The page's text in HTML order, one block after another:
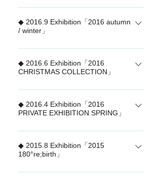
「Sweden collection」
◆ 2016.9 Exhibition「2016 autumn
/ winter」
2016 autumn / winter
◆ 2016.6 Exhibition「2016
CHRISTMAS COLLECTION」
CHRISTMAS COLLECTION
◆ 2016.4 Exhibition「2016
PRIVATE EXHIBITION SPRING」
PRIVATE EXHIBITION SPRING
◆ 2015.8 Exhibition「2015
180°re;birth」
「2015 180°re;birth」